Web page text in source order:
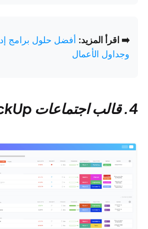
➡️ اقرأ المزيد: أفضل حلول برامج
وجداول الأعمال
4. قالب اجتماعات ClickUp